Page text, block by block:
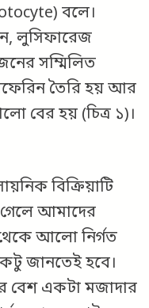
বলে।
লুসিফারেজ
সম্মিলিত
তৈরি হয় আর
বের হয় (চিত্র ১)।
বিক্রিয়াটি
আমাদের
থেকে আলো নির্গত
জানতেই হবে।
বেশ একটা মজাদার